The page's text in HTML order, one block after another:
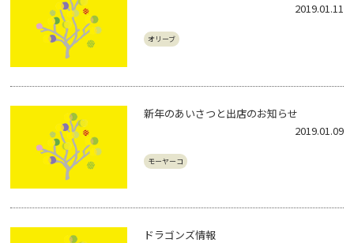
2019.01.11
オリーブ
新年のあいさつと出店のお知らせ
2019.01.09
モーヤーコ
ドラゴンズ情報